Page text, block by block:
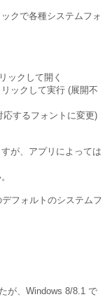
クで各種システムフォ
ックして開く
ックして実行 (展開不
するフォントに変更)
が、アプリによっては
フォルトのシステムフ
が、Windows 8/8.1 で